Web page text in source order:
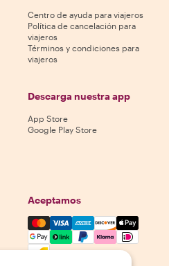
Centro de ayuda para viajeros
Política de cancelación para
viajeros
Términos y condiciones para
viajeros
Descarga nuestra app
App Store
Google Play Store
Aceptamos
Mastercard, Visa, Amex,